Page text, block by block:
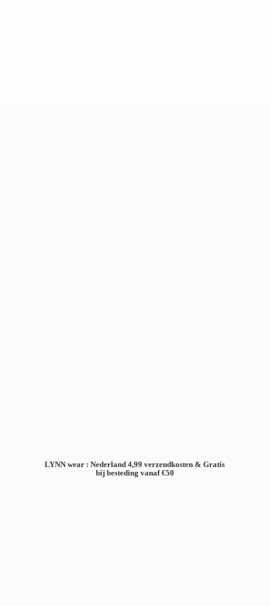
LYNN wear : Nederland 4,99 verzendkosten & Gratis
bij besteding vanaf €50